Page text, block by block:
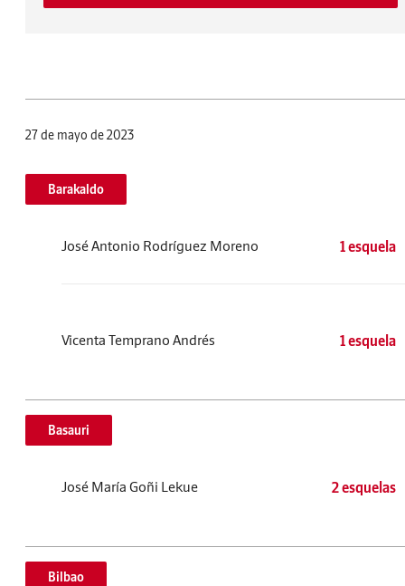
27 de mayo de 2023
Barakaldo
José Antonio Rodríguez Moreno 1 esquela
Vicenta Temprano Andrés 1 esquela
Basauri
José María Goñi Lekue 2 esquelas
Bilbao